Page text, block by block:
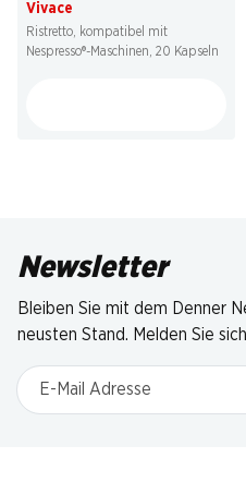
Vivace
Ristretto, kompatibel mit
Nespresso®-Maschinen, 20 Kapseln
Newsletter
Bleiben Sie mit dem Denner
neusten Stand. Melden Sie
E-Mail Adresse